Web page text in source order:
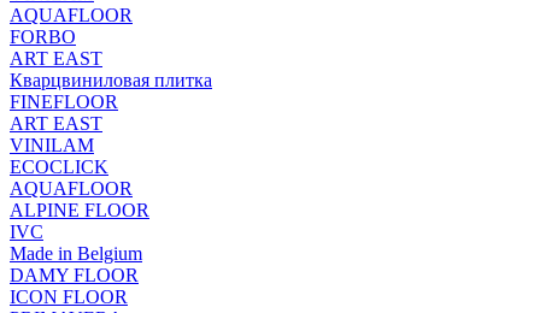
AQUAFLOOR
FORBO
ART EAST
Кварцвиниловая плитка
FINEFLOOR
ART EAST
VINILAM
ECOCLICK
AQUAFLOOR
ALPINE FLOOR
IVC
Made in Belgium
DAMY FLOOR
ICON FLOOR